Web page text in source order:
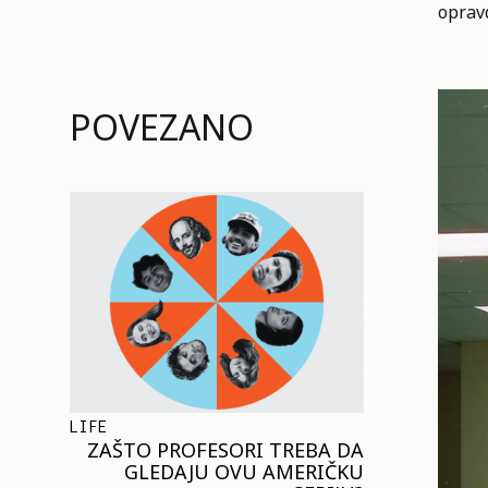
POVEZANO
LIFE
ZAŠTO PROFESORI TREBA DA
GLEDAJU OVU AMERIČKU